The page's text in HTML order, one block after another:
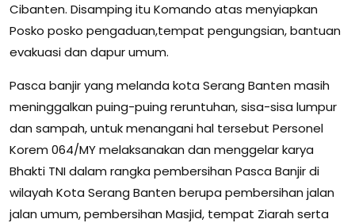
Cibanten. Disamping itu Komando atas menyiapkan
Posko posko pengaduan,tempat pengungsian, bantuan
evakuasi dan dapur umum.
Pasca banjir yang melanda kota Serang Banten masih
meninggalkan puing-puing reruntuhan, sisa-sisa lumpur
dan sampah, untuk menangani hal tersebut Personel
Korem 064/MY melaksanakan dan menggelar karya
Bhakti TNI dalam rangka pembersihan Pasca Banjir di
wilayah Kota Serang Banten berupa pembersihan jalan
jalan umum, pembersihan Masjid, tempat Ziarah serta